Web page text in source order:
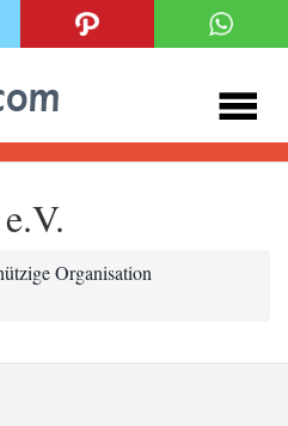
Organisation